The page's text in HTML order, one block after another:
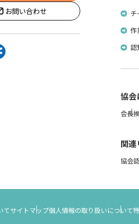
お問い合わせ
作
認
協会
会長
関
協会
てサイトマップ個人情報の取り扱いについて